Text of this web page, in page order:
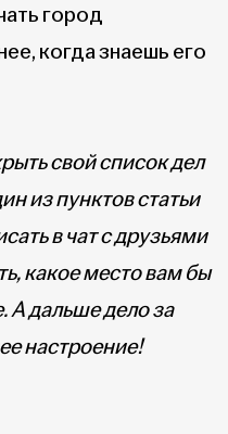
город
когда знаешь его
свой список дел
из пунктов статьи
в чат с друзьями
какое место вам бы
А дальше дело за
настроение!